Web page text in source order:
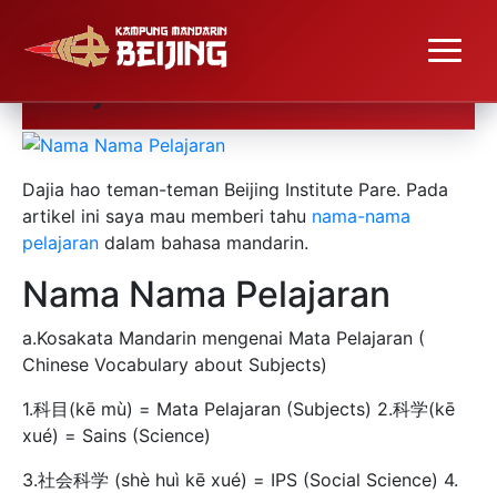
#Belajar Nama Nama
Pelajaran
Dajia hao teman-teman Beijing Institute Pare. Pada
artikel ini saya mau memberi tahu nama-nama
pelajaran dalam bahasa mandarin.
Nama Nama Pelajaran
a.Kosakata Mandarin mengenai Mata Pelajaran (
Chinese Vocabulary about Subjects)
1.科目(kē mù) = Mata Pelajaran (Subjects) 2.科学(kē
xué) = Sains (Science)
3.社会科学 (shè huì kē xué) = IPS (Social Science) 4.